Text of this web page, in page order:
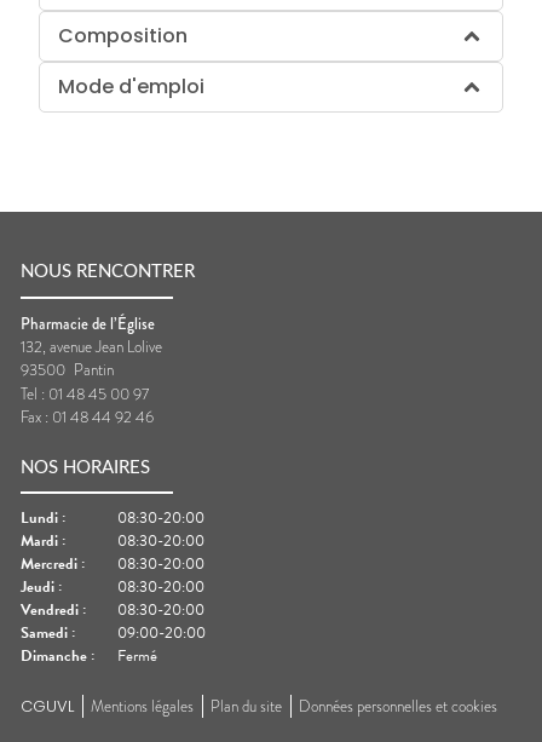
Composition
Mode d'emploi
NOUS RENCONTRER
Pharmacie de l’Église
132, avenue Jean Lolive
93500 Pantin
Tel : 01 48 45 00 97
Fax : 01 48 44 92 46
NOS HORAIRES
Lundi :
08:30-20:00
Mardi :
08:30-20:00
Mercredi :
08:30-20:00
Jeudi :
08:30-20:00
Vendredi :
08:30-20:00
Samedi :
09:00-20:00
Dimanche : Fermé
CGUVL Mentions légales Plan du site Données personnelles et cookies